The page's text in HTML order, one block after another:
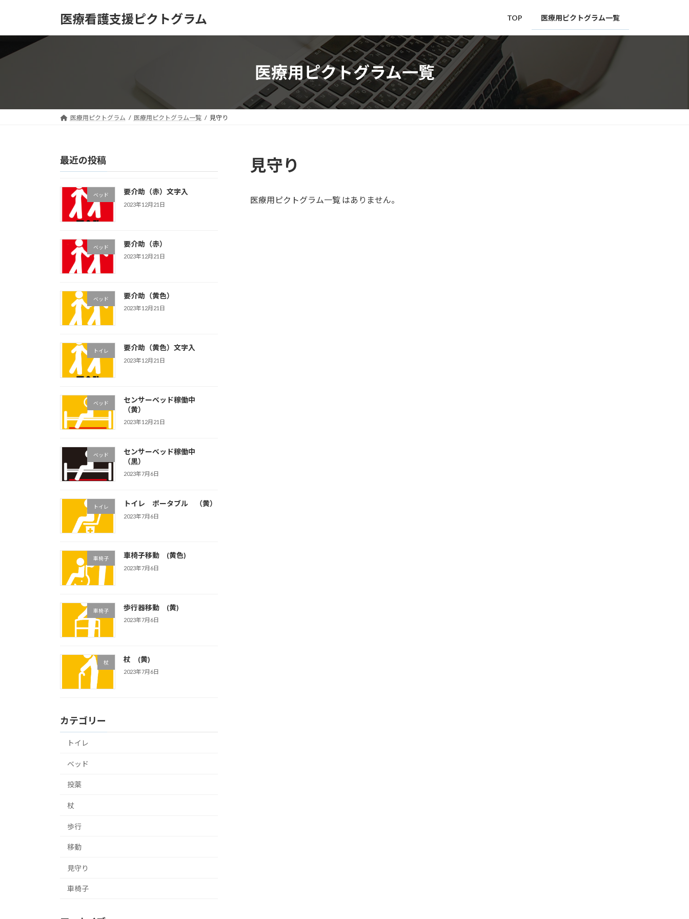
ツ
シ
医療看護支援ピクトグラム TOP 医療用ピクトグラム一覧
医療用ピクトグラム一覧
医療用ピクトグラム 医療用ピクトグラム一覧 見守り
見守り
医療用ピクトグラム一覧 はありません。
最近の投稿
ベッド 要介助（赤）文字入
2023年12月21日
ベッド 要介助（赤）
2023年12月21日
ベッド 要介助（黄色）
2023年12月21日
トイレ 要介助（黄色）文字入
2023年12月21日
ベッド
センサーベッド稼働中
（黄）
2023年12月21日
ベッド
センサーベッド稼働中
（黒）
2023年7月6日
トイレ トイレ ポータブル （黄）
2023年7月6日
車椅子 車椅子移動 (黄色)
2023年7月6日
車椅子 歩行器移動 (黄)
2023年7月6日
杖 杖 (黄)
2023年7月6日
カテゴリー
トイレ
ベッド
投薬
杖
歩行
移動
見守り
車椅子